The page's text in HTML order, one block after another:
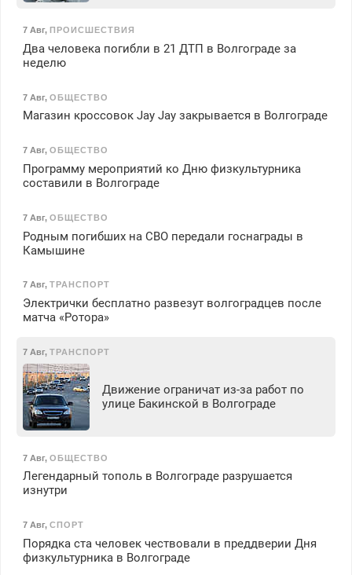
7 Авг, ПРОИСШЕСТВИЯ
Два человека погибли в 21 ДТП в Волгограде за
неделю
7 Авг, ОБЩЕСТВО
Магазин кроссовок Jay Jay закрывается в Волгограде
7 Авг, ОБЩЕСТВО
Программу мероприятий ко Дню физкультурника
составили в Волгограде
7 Авг, ОБЩЕСТВО
Родным погибших на СВО передали госнаграды в
Камышине
7 Авг, ТРАНСПОРТ
Электрички бесплатно развезут волгоградцев после
матча «Ротора»
7 Авг, ТРАНСПОРТ
Движение ограничат из-за работ по
улице Бакинской в Волгограде
7 Авг, ОБЩЕСТВО
Легендарный тополь в Волгограде разрушается
изнутри
7 Авг, СПОРТ
Порядка ста человек чествовали в преддверии Дня
физкультурника в Волгограде